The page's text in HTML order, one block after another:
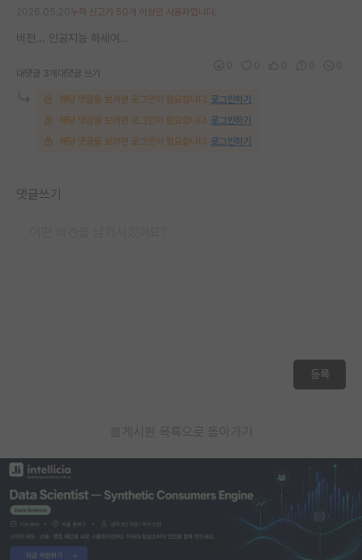
누적 신고가 50개 이상인 사용자입니다.
비전... 인공지능 하세여...
대댓글 3개 대댓글 쓰기
해당 댓글을 보려면 로그인이 필요합니다. 로그인하기
해당 댓글을 보려면 로그인이 필요합니다. 로그인하기
해당 댓글을 보려면 로그인이 필요합니다. 로그인하기
댓글쓰기
등록
게시판 목록으로 돌아가기